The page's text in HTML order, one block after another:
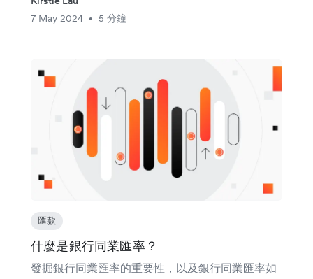
7 May 2024
• 5 分鐘
匯款
什麼是銀行同業匯率？
發掘銀行同業匯率的重要性，以及銀行同業匯率如